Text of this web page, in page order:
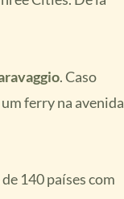
. Caso
ferry na avenida
140 países com